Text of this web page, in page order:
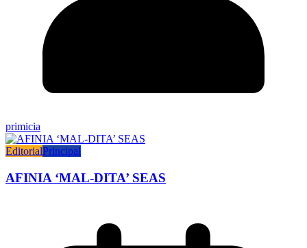
primicia
EditorialPrincipal
AFINIA ‘MAL-DITA’ SEAS